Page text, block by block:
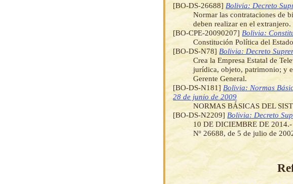
[BO-DS-26688] Bolivia: Decreto
Normar las contrataciones de
deben realizar en el extranjero.
[BO-CPE-20090207] Bolivia:
Constitución Política del
[BO-DS-N78] Bolivia: Decreto
Crea la Empresa Estatal de
jurídica, objeto, patrimonio; y
Gerente General.
[BO-DS-N181] Bolivia: Normas
28 de junio de 2009
NORMAS BÁSICAS DEL
[BO-DS-N2209] Bolivia: Decreto
10 DE DICIEMBRE DE
Nº 26688, de 5 de julio de